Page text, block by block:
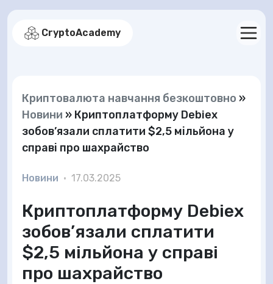
CryptoAcademy
Криптовалюта навчання безкоштовно »
Новини » Криптоплатформу Debiex
зобов’язали сплатити $2,5 мільйона у
справі про шахрайство
Новини • 17.03.2025
Криптоплатформу Debiex
зобов’язали сплатити
$2,5 мільйона у справі
про шахрайство